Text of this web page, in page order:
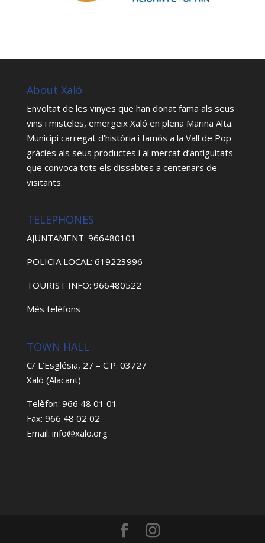
About Xaló
Envoltat de les vinyes que han donat fama als seus
vins i misteles, emergeix Xaló en plena Marina Alta.
Municipi carregat d’història i famós a la Vall de Pop
gràcies als seus productes i al mercat d’antiguitats
que convoca tots els dissabtes a centenars de
visitants.
TELEPHONES
AJUNTAMENT: 966480101
POLICIA LOCAL: 619223996
TOURIST INFO: 966480522
Més telèfons
TOWN HALL
C/ L’Església, 27 – C.P. 03727
Xaló (Alacant)
Telèfon: 966 48 01 01
Fax: 966 48 02 02
Email: info@xalo.org